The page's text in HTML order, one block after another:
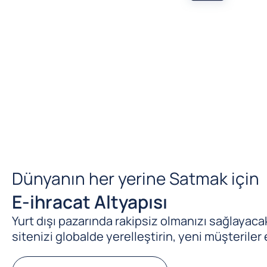
Dünyanın her yerine Satmak için
E-ihracat Altyapısı
Yurt dışı pazarında rakipsiz olmanızı
sitenizi globalde yerelleştirin, yeni müşteriler